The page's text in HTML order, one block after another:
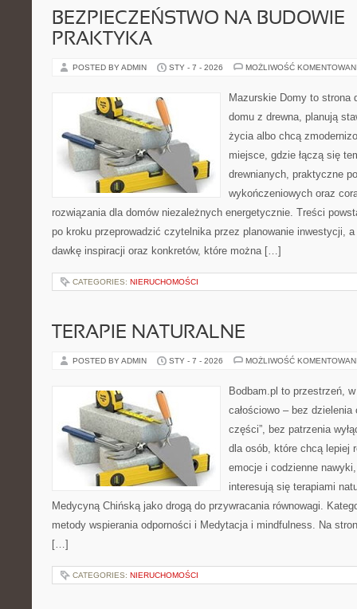
BEZPIECZEŃSTWO NA BUDOWIE
PRAKTYKA
POSTED BY ADMIN STY - 7 - 2026 MOŻLIWOŚĆ
Mazurskie Domy to strona
domu z drewna, planują
życia albo chcą
miejsce, gdzie łączą się
drewnianych, praktyczne
wykończeniowych oraz
rozwiązania dla domów niezależnych energetycznie. Treści
po kroku przeprowadzić czytelnika przez planowanie inwestycji,
dawkę inspiracji oraz konkretów, które można […]
CATEGORIES: NIERUCHOMOŚCI
TERAPIE NATURALNE
POSTED BY ADMIN STY - 7 - 2026 MOŻLIWOŚĆ
Bodbam.pl to przestrzeń,
całościowo – bez dzielenia
części”, bez patrzenia
dla osób, które chcą lepiej
emocje i codzienne
interesują się terapiami
Medycyną Chińską jako drogą do przywracania równowagi.
metody wspierania odporności i Medytacja i mindfulness. Na
[…]
CATEGORIES: NIERUCHOMOŚCI